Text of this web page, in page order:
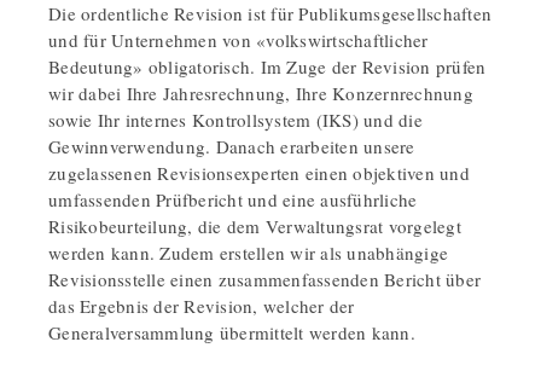
Die ordentliche Revision ist für Publikumsgesellschaften
und für Unternehmen von «volkswirtschaftlicher
Bedeutung» obligatorisch. Im Zuge der Revision prüfen
wir dabei Ihre Jahresrechnung, Ihre Konzernrechnung
sowie Ihr internes Kontrollsystem (IKS) und die
Gewinnverwendung. Danach erarbeiten unsere
zugelassenen Revisionsexperten einen objektiven und
umfassenden Prüfbericht und eine ausführliche
Risikobeurteilung, die dem Verwaltungsrat vorgelegt
werden kann. Zudem erstellen wir als unabhängige
Revisionsstelle einen zusammenfassenden Bericht über
das Ergebnis der Revision, welcher der
Generalversammlung übermittelt werden kann.